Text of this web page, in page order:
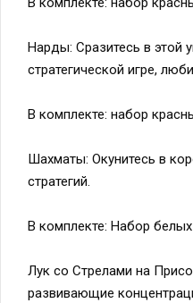
Нарды: Сразитесь в этой
стратегической игре,
В комплекте: набор
Шахматы: Окунитесь в
стратегий.
В комплекте: Набор
Лук со Стрелами на
развивающие